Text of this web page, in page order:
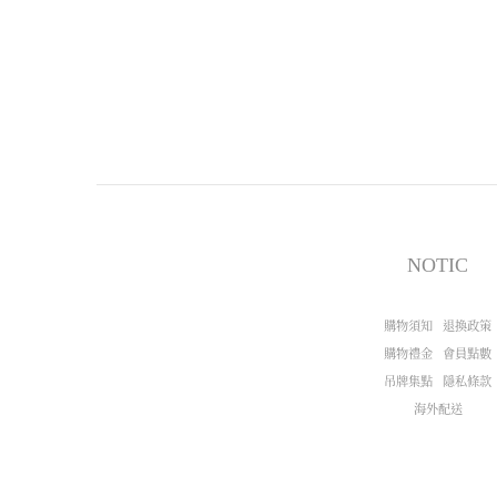
NOTIC
購物須知 退換政策
購物禮金 會員點數
吊牌集點 隱私條款
海外配送